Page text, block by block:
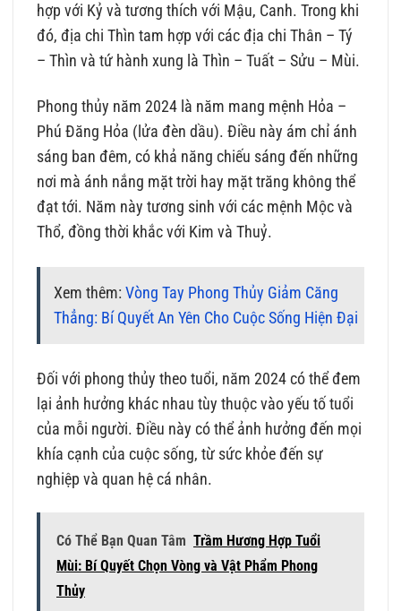
hợp với Kỷ và tương thích với Mậu, Canh. Trong khi
đó, địa chi Thìn tam hợp với các địa chi Thân – Tý
– Thìn và tứ hành xung là Thìn – Tuất – Sửu – Mùi.
Phong thủy năm 2024 là năm mang mệnh Hỏa –
Phú Đăng Hỏa (lửa đèn dầu). Điều này ám chỉ ánh
sáng ban đêm, có khả năng chiếu sáng đến những
nơi mà ánh nắng mặt trời hay mặt trăng không thể
đạt tới. Năm này tương sinh với các mệnh Mộc và
Thổ, đồng thời khắc với Kim và Thuỷ.
Xem thêm:Vòng Tay Phong Thủy Giảm Căng
Thẳng: Bí Quyết An Yên Cho Cuộc Sống Hiện Đại
Đối với phong thủy theo tuổi, năm 2024 có thể đem
lại ảnh hưởng khác nhau tùy thuộc vào yếu tố tuổi
của mỗi người. Điều này có thể ảnh hưởng đến mọi
khía cạnh của cuộc sống, từ sức khỏe đến sự
nghiệp và quan hệ cá nhân.
Có Thể Bạn Quan Tâm Trầm Hương Hợp Tuổi
Mùi: Bí Quyết Chọn Vòng và Vật Phẩm Phong
Thủy